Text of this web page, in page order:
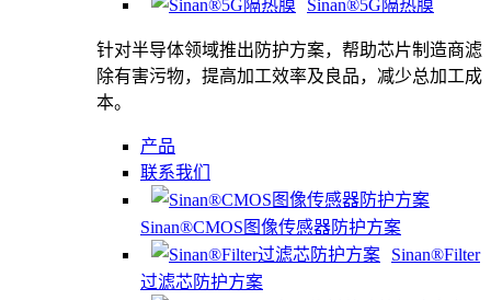
Sinan®5G隔热膜
针对半导体领域推出防护方案，帮助芯片制造商滤
除有害污物，提高加工效率及良品，减少总加工成
本。
产品
联系我们
Sinan®CMOS图像传感器防护方案
Sinan®Filter
过滤芯防护方案